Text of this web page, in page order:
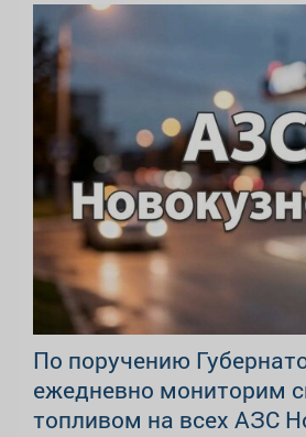
По поручению
ежедневно мониторим
топливом на всех АЗС